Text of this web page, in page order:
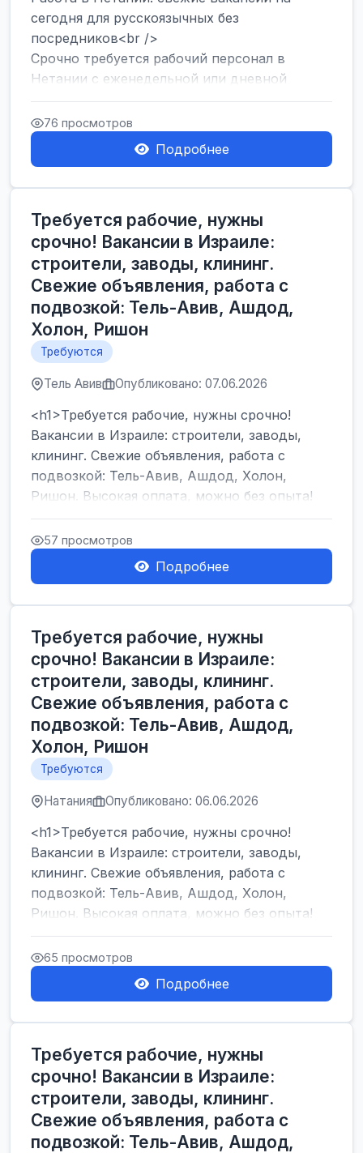
сегодня для русскоязычных без
посредников<br />
Срочно требуется рабочий персонал в
Нетании с еженедельной или дневной
оплатой<br />
Свежие вакансии в Нетании дл...
76 просмотров
Подробнее
Требуется рабочие, нужны
срочно! Вакансии в Израиле:
строители, заводы, клининг.
Свежие объявления, работа с
подвозкой: Тель-Авив, Ашдод,
Холон, Ришон
Требуются
Тель Авив Опубликовано: 07.06.2026
<h1>Требуется рабочие, нужны срочно!
Вакансии в Израиле: строители, заводы,
клининг. Свежие объявления, работа с
подвозкой: Тель-Авив, Ашдод, Холон,
Ришон. Высокая оплата, можно без опыта!
</h1><br />
... 57 просмотров
Подробнее
Требуется рабочие, нужны
срочно! Вакансии в Израиле:
строители, заводы, клининг.
Свежие объявления, работа с
подвозкой: Тель-Авив, Ашдод,
Холон, Ришон
Требуются
Натания Опубликовано: 06.06.2026
<h1>Требуется рабочие, нужны срочно!
Вакансии в Израиле: строители, заводы,
клининг. Свежие объявления, работа с
подвозкой: Тель-Авив, Ашдод, Холон,
Ришон. Высокая оплата, можно без опыта!
</h1><br />
... 65 просмотров
Подробнее
Требуется рабочие, нужны
срочно! Вакансии в Израиле:
строители, заводы, клининг.
Свежие объявления, работа с
подвозкой: Тель-Авив, Ашдод,